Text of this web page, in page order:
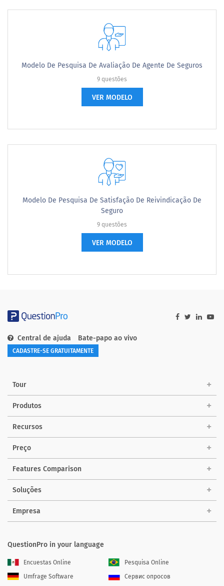
Modelo De Pesquisa De Avaliação De Agente De Seguros
9 questões
VER MODELO
Modelo De Pesquisa De Satisfação De Reivindicação De
Seguro
9 questões
VER MODELO
Central de ajuda Bate-papo ao vivo
CADASTRE-SE GRATUITAMENTE
Tour
Produtos
Recursos
Preço
Features Comparison
Soluções
Empresa
QuestionPro in your language
Encuestas Online
Pesquisa Online
Umfrage Software
Сервис опросов